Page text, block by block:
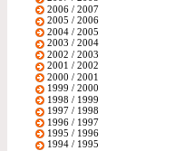
2006 / 2007
2005 / 2006
2004 / 2005
2003 / 2004
2002 / 2003
2001 / 2002
2000 / 2001
1999 / 2000
1998 / 1999
1997 / 1998
1996 / 1997
1995 / 1996
1994 / 1995